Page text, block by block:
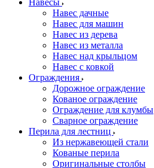
Навесы
Навес дачные
Навес для машин
Навес из дерева
Навес из металла
Навес над крыльцом
Навес с ковкой
Ограждения
Дорожное ограждение
Кованое ограждение
Ограждение для клумбы
Сварное ограждение
Перила для лестниц
Из нержавеющей стали
Кованые перила
Оригинальные столбы